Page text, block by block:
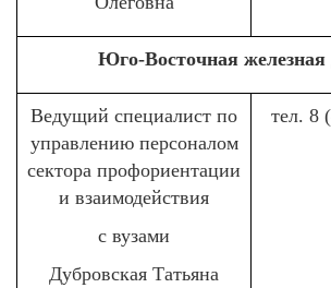
Юго-Восточная железная
Ведущий специалист по
управлению персоналом
сектора профориентации
и взаимодействия
с вузами
Дубровская Татьяна
тел. 8